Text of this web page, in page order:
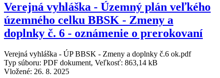
Verejná vyhláška - Územný plán veľkého
územného celku BBSK - Zmeny a
doplnky č. 6 - oznámenie o prerokovaní
Verejná vyhláška - ÚP BBSK - Zmeny a doplnky č.6 ok.pdf
Typ súboru: PDF dokument, Veľkosť: 863,14 kB
Vložené: 26. 8. 2025